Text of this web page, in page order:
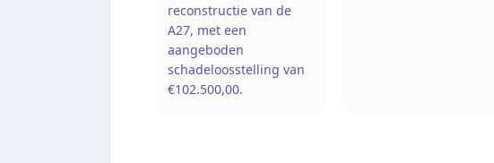
reconstructie van de
A27, met een
aangeboden
schadeloosstelling van
€102.500,00.